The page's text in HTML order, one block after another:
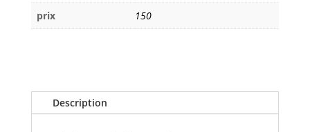
prix
150
Description